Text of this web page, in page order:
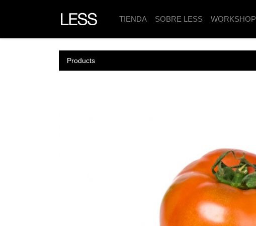
TIENDA SOBRE LESS WORKSHOP
Products